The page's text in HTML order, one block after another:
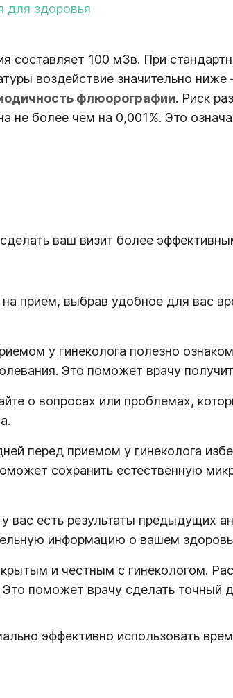
для здоровья
составляет 100 мЗв. При
воздействие значительно
флюорографии. Риск
не более чем на 0,001%. Это
ваш визит более
прием, выбрав удобное для вас
у гинеколога полезно
Это поможет врачу
о вопросах или проблемах,
перед приемом у гинеколога
сохранить естественную
вас есть результаты предыдущих
информацию о вашем
и честным с гинекологом.
поможет врачу сделать точный
эффективно использовать